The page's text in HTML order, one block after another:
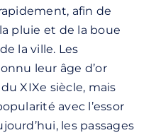
afin de
pluie et de la boue
la ville. Les
leur âge d’or
XIXe siècle, mais
avec l’essor
les passages